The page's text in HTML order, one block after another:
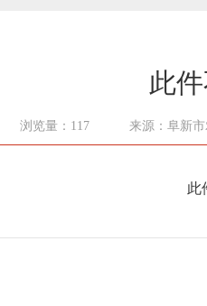
此
浏览量：117 来源：阜新
此